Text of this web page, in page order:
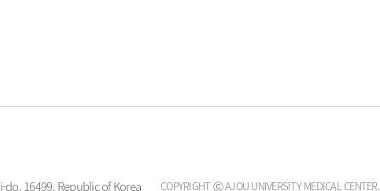
16499, Republic of Korea COPYRIGHT Ⓒ AJOU UNIVERSITY MEDICAL CENTER.